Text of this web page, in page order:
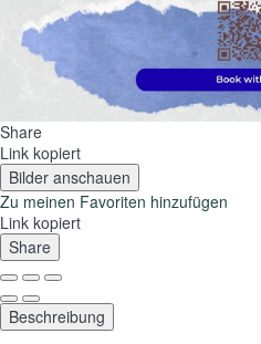
Share
Link kopiert
Bilder anschauen
Zu meinen Favoriten hinzufügen
Link kopiert
Share
Beschreibung